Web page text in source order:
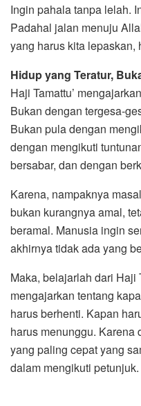
Ingin pahala tanpa lelah.
Padahal jalan menuju
yang harus kita lepaskan,
Hidup yang Teratur,
Haji Tamattu’
Bukan dengan tergesa-
Bukan pula dengan
dengan mengikuti
bersabar, dan dengan
Karena, nampaknya
bukan kurangnya amal,
beramal. Manusia ingin
akhirnya tidak ada yang
Maka, belajarlah dari Haji
mengajarkan tentang
harus berhenti. Kapan
harus menunggu. Karena
yang paling cepat yang
dalam mengikuti petunjuk.